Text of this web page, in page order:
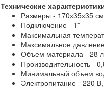
Технические
Размеры - 170х35х35 см
Подключение - 1”
Максимальная
Максимальное
Объем материала - 28 л
Производительность -
Минимальный объем
Электропитание - 220